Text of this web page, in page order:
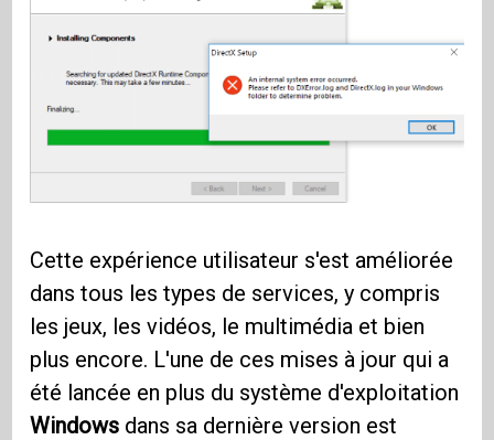
Cette expérience utilisateur s'est améliorée
dans tous les types de services, y compris
les jeux, les vidéos, le multimédia et bien
plus encore. L'une de ces mises à jour qui a
été lancée en plus du système d'exploitation
Windows dans sa dernière version est